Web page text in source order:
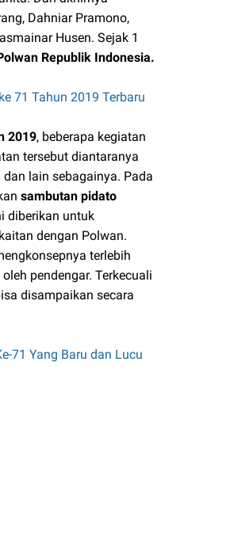
Dahniar Pramono,
Husen. Sejak 1
Republik Indonesia.
71 Tahun 2019 Terbaru
2019, beberapa kegiatan
tersebut diantaranya
lain sebagainya. Pada
sambutan pidato
diberikan untuk
dengan Polwan.
terlebih
pendengar. Terkecuali
disampaikan secara
71 Yang Baru dan Lucu